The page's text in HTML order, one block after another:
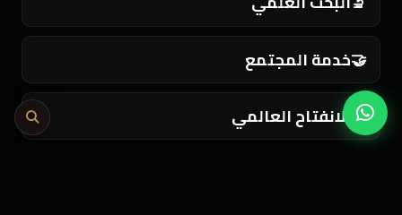
🤝خدمة المجتمع
🌍 الانفتاح العالمي